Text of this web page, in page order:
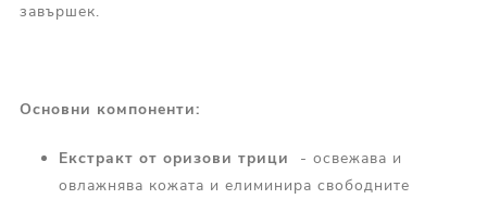
завършек.
Основни компоненти:
Екстракт от оризови трици
- освежава и
овлажнява кожата и елиминира свободните